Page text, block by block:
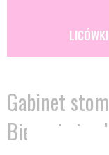
LICÓWKI
Gabinet
Bieruniu i w